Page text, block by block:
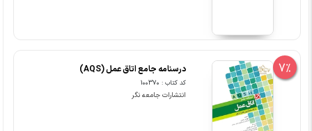
7% درسنامه جامع اتاق عمل (AQS)
کد کتاب : 100370
انتشارات جامعه نگر